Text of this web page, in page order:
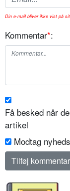
Din e-mail bliver ikke vist på
Kommentar*:
Få besked når
artikel
Modtag